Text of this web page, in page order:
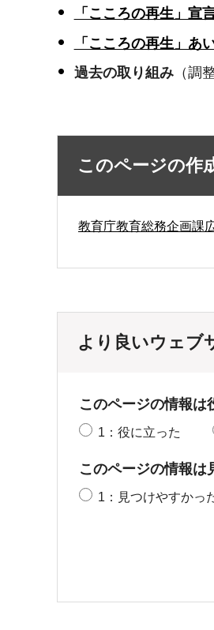
「こころの再生」宣
「こころの再生」あ
過去の取り組み（調
このページの作
教育庁教育総務企画課
より良いウェブ
このページの情報は
1：役に立った
このページの情報は
1：見つけやすかっ